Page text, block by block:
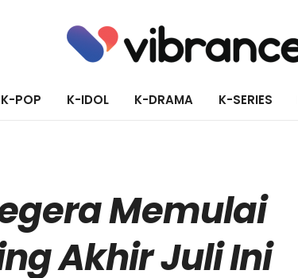
K-POP K-IDOL K-DRAMA K-SERIES
Memulai
Akhir Juli Ini